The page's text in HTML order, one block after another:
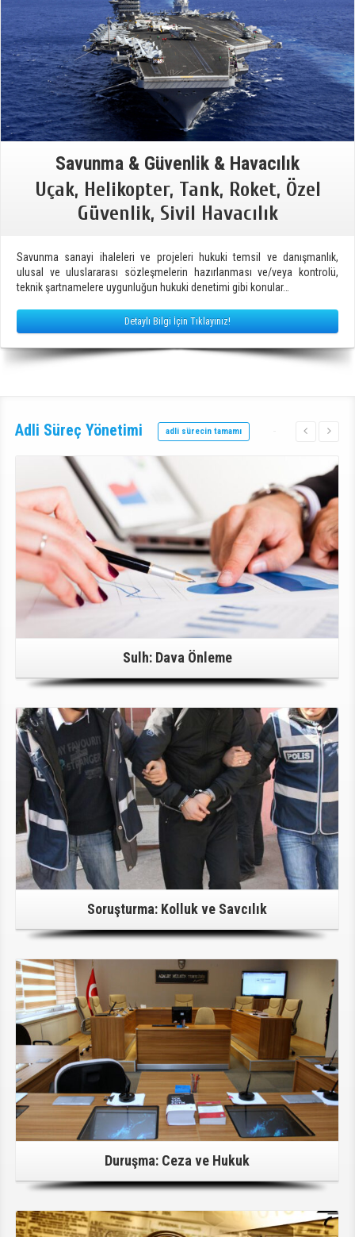
Savunma & Güvenlik & Havacılık
Uçak, Helikopter, Tank, Roket, Özel
Güvenlik, Sivil Havacılık
Savunma sanayi ihaleleri ve projeleri hukuki temsil ve danışmanlık,
ulusal ve uluslararası sözleşmelerin hazırlanması ve/veya kontrolü,
teknik şartnamelere uygunluğun hukuki denetimi gibi konular…
Detaylı Bilgi İçin Tıklayınız!
Adli Süreç Yönetimi adli sürecin tamamı
Detaylı Bilgi İçin Tıklayınız!
Sulh: Dava Önleme
Detaylı Bilgi İçin Tıklayınız!
Soruşturma: Kolluk ve Savcılık
Detaylı Bilgi İçin Tıklayınız!
Duruşma: Ceza ve Hukuk
Detaylı Bilgi İçin Tıklayınız!